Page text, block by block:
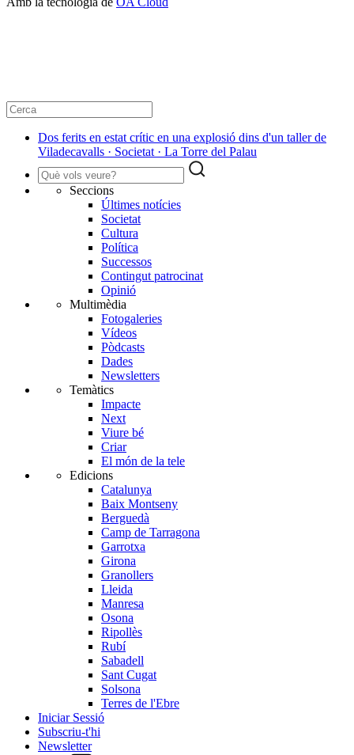
Dos ferits en estat crític en una explosió dins d'un taller de
Viladecavalls · Societat · La Torre del Palau
Seccions
Últimes notícies
Societat
Cultura
Política
Successos
Contingut patrocinat
Opinió
Multimèdia
Fotogaleries
Vídeos
Pòdcasts
Dades
Newsletters
Temàtics
Impacte
Next
Viure bé
Criar
El món de la tele
Edicions
Catalunya
Baix Montseny
Berguedà
Camp de Tarragona
Garrotxa
Girona
Granollers
Lleida
Manresa
Osona
Ripollès
Rubí
Sabadell
Sant Cugat
Solsona
Terres de l'Ebre
Iniciar Sessió
Subscriu-t'hi
Newsletter